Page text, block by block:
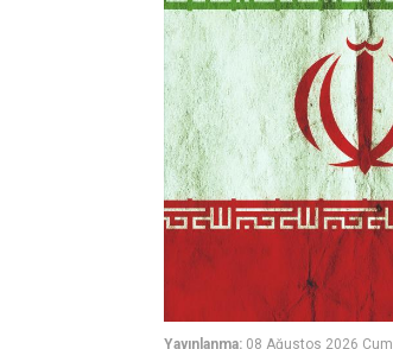
Yayınlanma: 08 Ağustos 2026